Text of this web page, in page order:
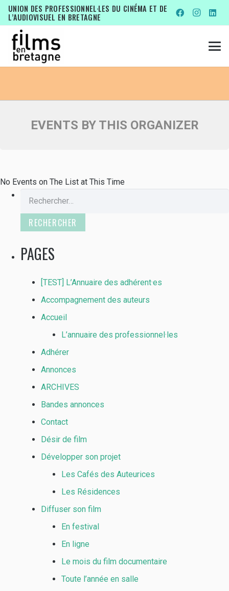
UNION DES PROFESSIONNEL·LES DU CINÉMA ET DE
L’AUDIOVISUEL EN BRETAGNE
EVENTS BY THIS ORGANIZER
ALIGAL PRODUCTION
EVENTS BY THIS ORGANIZER
No Events on The List at This Time
PAGES
[TEST] L’Annuaire des adhérent·es
Accompagnement des auteurs
Accueil
L’annuaire des professionnel·les
Adhérer
Annonces
ARCHIVES
Bandes annonces
Contact
Désir de film
Développer son projet
Les Cafés des Auteurices
Les Résidences
Diffuser son film
En festival
En ligne
Le mois du film documentaire
Toute l’année en salle